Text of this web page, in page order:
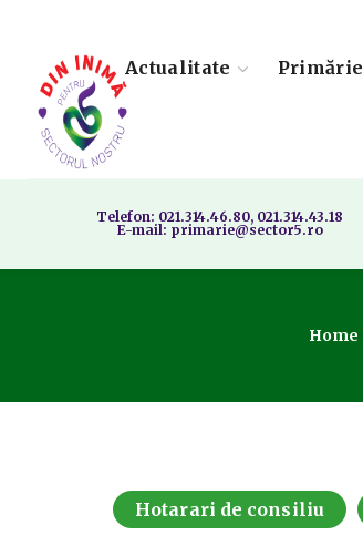
Actualitate Primărie
Telefon: 021.314.46.80, 021.314.43.18
E-mail: primarie@sector5.ro
Home
Hotarari de consiliu